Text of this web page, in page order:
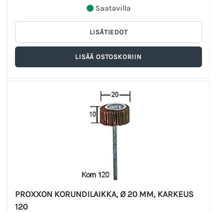
Saatavilla
PROXXON KORUNDILAIKKA, Ø 20 MM, KARKEUS
120